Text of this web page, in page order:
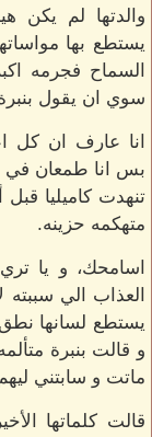
والدتها لم
يستطع بها
السماح فجرمه
سوي ان يقول
انا عارف ان كل
بس انا طمعان في
تنهدت كاميليا
متهكمه حزينه.
اسامحك، و يا
العذاب الي
يستطع لسانها نطق
و قالت بنبرة
ماتت و سابتني
قالت كلماتها